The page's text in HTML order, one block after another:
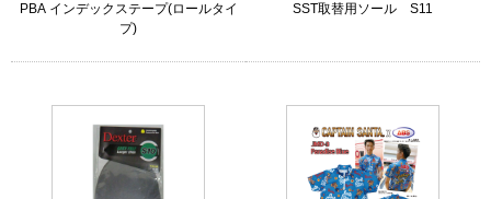
PBA インデックステープ(ロールタイ
プ)
SST取替用ソール S11